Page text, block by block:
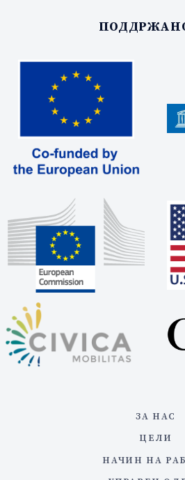
ЗА НАС
ЦЕЛИ
НАЧИН НА